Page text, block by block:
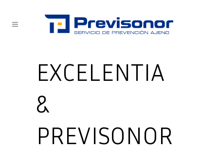
EXCELENTIA
&
PREVISONOR